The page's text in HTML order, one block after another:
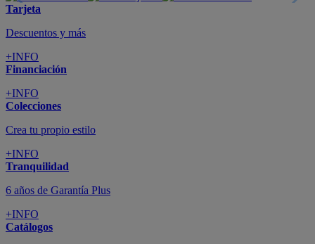
Tarjeta
Descuentos y más
+INFO
Financiación
+INFO
Colecciones
Crea tu propio estilo
+INFO
Tranquilidad
6 años de Garantía Plus
+INFO
Catálogos